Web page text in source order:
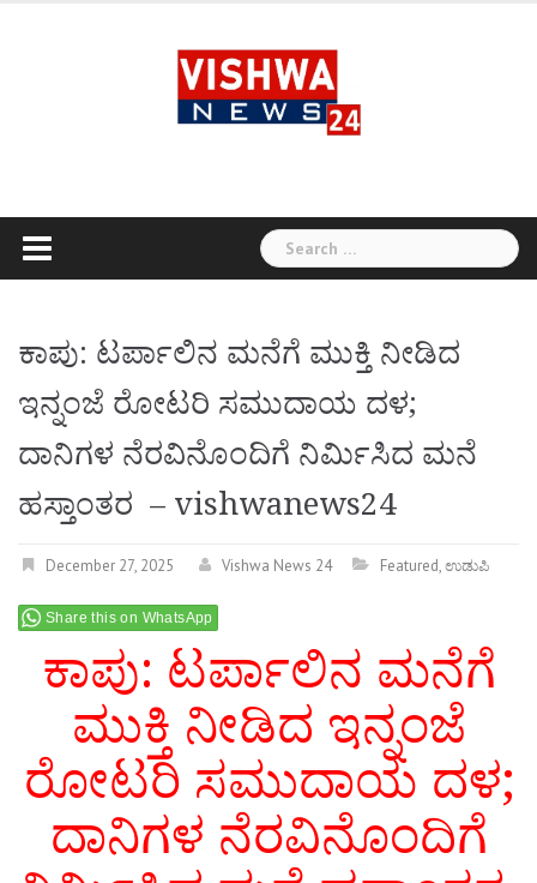
Search
for:
ಕಾಪು: ಟರ್ಪಾಲಿನ ಮನೆಗೆ ಮುಕ್ತಿ ನೀಡಿದ
ಇನ್ನಂಜೆ ರೋಟರಿ ಸಮುದಾಯ ದಳ;
ದಾನಿಗಳ ನೆರವಿನೊಂದಿಗೆ ನಿರ್ಮಿಸಿದ ಮನೆ
ಹಸ್ತಾಂತರ – vishwanews24
December 27, 2025 Vishwa News 24 Featured,ಉಡುಪಿ
Share this on WhatsApp
ಕಾಪು: ಟರ್ಪಾಲಿನ ಮನೆಗೆ
ಮುಕ್ತಿ ನೀಡಿದ ಇನ್ನಂಜೆ
ರೋಟರಿ ಸಮುದಾಯ ದಳ;
ದಾನಿಗಳ ನೆರವಿನೊಂದಿಗೆ